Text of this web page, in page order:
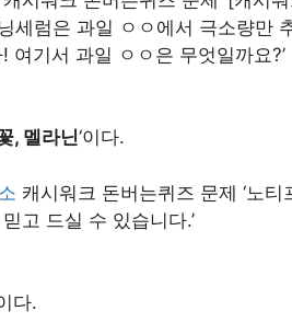
세럼은 과일 ㅇㅇ에서 극소량만
여기서 과일 ㅇㅇ은 무엇일까요?’
, 멜라닌‘이다.
캐시워크 돈버는퀴즈 문제 ‘노
고 드실 수 있습니다.’
다.